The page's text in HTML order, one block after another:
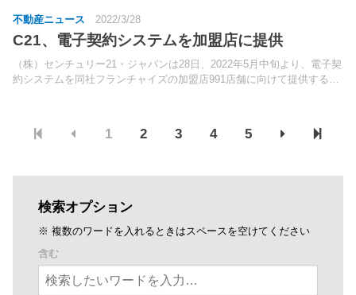
不動産ニュース 2022/3/28
C21、電子契約システムを加盟店に提供
（株）センチュリー21・ジャパンは28日、2022年5月中旬より、電子契
約システムを同社フランチャイズの加盟店991店舗に向けて提供する予
1 2 3 4 5
検索オプション
※ 複数のワードを入れるときはスペースを空けてください
含む